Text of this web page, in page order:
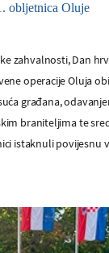
obljetnica Oluje
zahvalnosti, Dan
operacije Oluja
građana,
braniteljima te
istaknuli povijesnu